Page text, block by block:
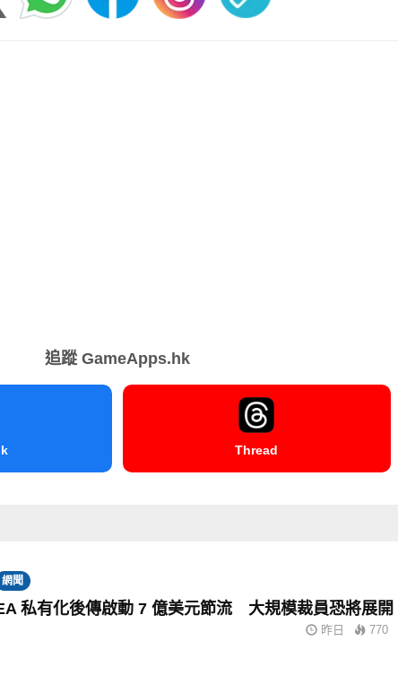
追蹤 GameApps.hk
Thread
網聞
私有化後傳啟動 7 億美元節流 大規模裁員恐將展開
昨日 770